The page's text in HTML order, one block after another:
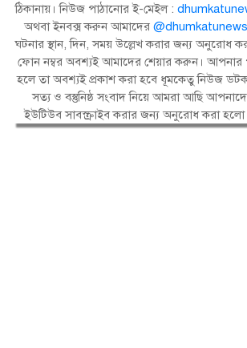
ঠিকানায়। নিউজ পাঠানোর ই-মেইল :
অথবা ইনবক্স করুন আমাদের
ঘটনার স্থান, দিন, সময় উল্লেখ করার জন্য অনুরোধ
ফোন নম্বর অবশ্যই আমাদের শেয়ার করুন। আপনার
হলে তা অবশ্যই প্রকাশ করা হবে ধূমকেতু নিউজ
সত্য ও বস্তুনিষ্ঠ সংবাদ নিয়ে আমরা আছি
ইউটিউব সাবস্ক্রাইব করার জন্য অনুরোধ করা হলো